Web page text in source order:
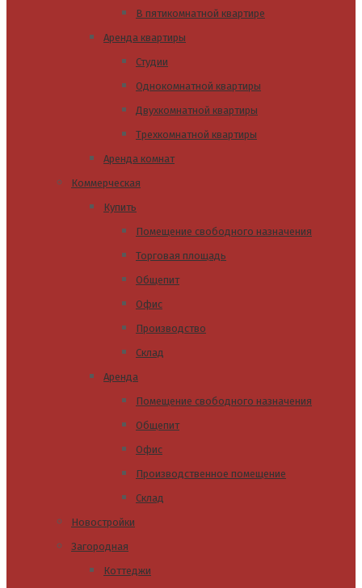
В пятикомнатной квартире
Аренда квартиры
Студии
Однокомнатной квартиры
Двухкомнатной квартиры
Трехкомнатной квартиры
Аренда комнат
Коммерческая
Купить
Помещение свободного назначения
Торговая площадь
Общепит
Офис
Производство
Склад
Аренда
Помещение свободного назначения
Общепит
Офис
Производственное помещение
Склад
Новостройки
Загородная
Коттеджи